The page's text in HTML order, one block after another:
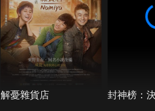
解憂雜貨店 封神榜：